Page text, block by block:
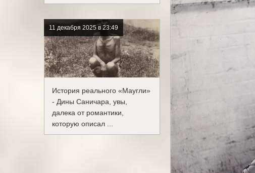
11 декабря 2025 в 23:49
История реального «Маугли»
- Дины Саничара, увы,
далека от романтики,
которую описал ...